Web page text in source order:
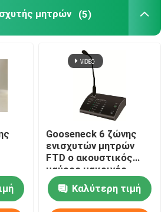
μητρών (5)
Gooseneck 6 ζώνης
ενισχυτών μητρών
FTD ο ακουστικός
μαύρος μακρινός
Μαύρος μικροφώνων
κλήσης
σελιδοποιώντας
Καλύτερη τιμή